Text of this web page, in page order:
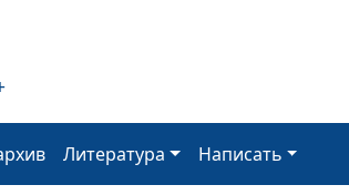
Литература Написать